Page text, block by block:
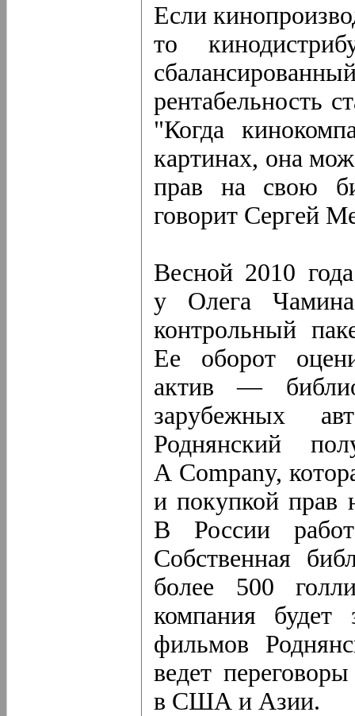
Если
то
рентабельность
"Когда
картинах, она
прав на свою
говорит Сергей
Весной 2010
у Олега Чамина
контрольный
Ее оборот
актив —
зарубежных
Роднянский
A Company,
и покупкой прав
В России
Собственная
более 500
компания будет
фильмов
ведет
в США и Азии.